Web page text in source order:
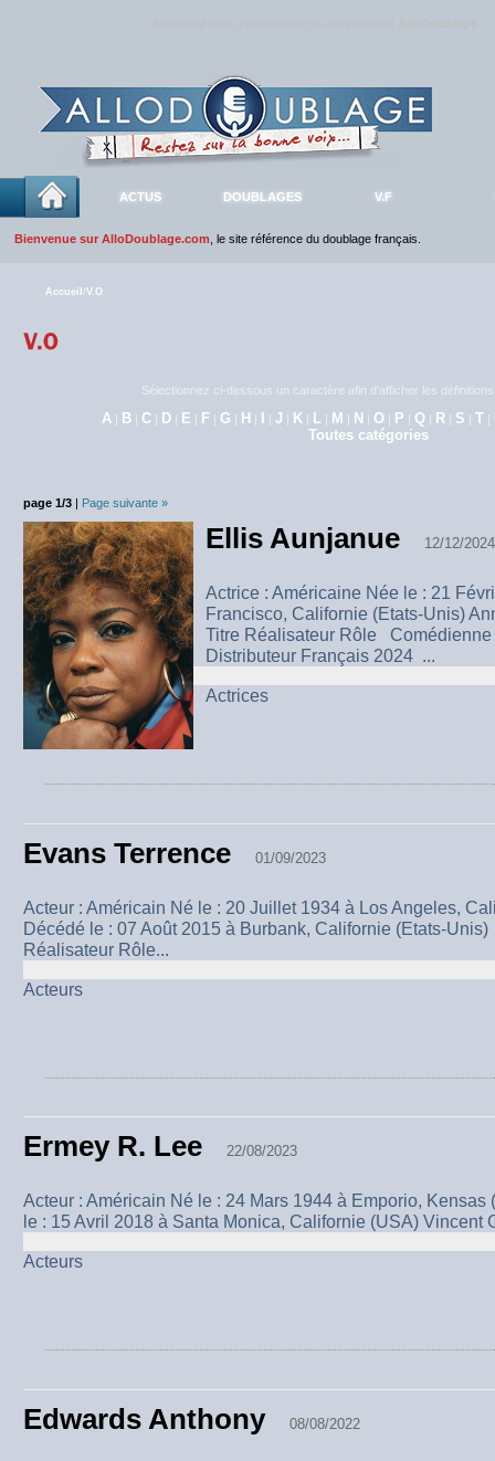
ACTUS DOUBLAGES V.F
Bienvenue sur AlloDoublage.com , le site référence du doublage français.
Accueil /V.O
Sélectionnez ci-dessous un caractère afin d'afficher les
A | B | C | D | E | F | G | H | I |J | K | L | M | N | O | P | Q | R | S | T |
Toutes catégories
page 1/3 | Page suivante »
Ellis Aunjanue 12/12/2024
Actrice : Américaine Née le : 21
Francisco, Californie (Etats-
Titre Réalisateur Rôle Comédienne
Distributeur Français 2024 ...
Actrices
Evans Terrence 01/09/2023
Acteur : Américain Né le : 20 Juillet 1934 à Los Angeles,
Décédé le : 07 Août 2015 à Burbank, Californie (Etats-
Réalisateur Rôle...
Acteurs
Ermey R. Lee 22/08/2023
Acteur : Américain Né le : 24 Mars 1944 à Emporio, Kensas
le : 15 Avril 2018 à Santa Monica, Californie (USA)
Acteurs
Edwards Anthony 08/08/2022